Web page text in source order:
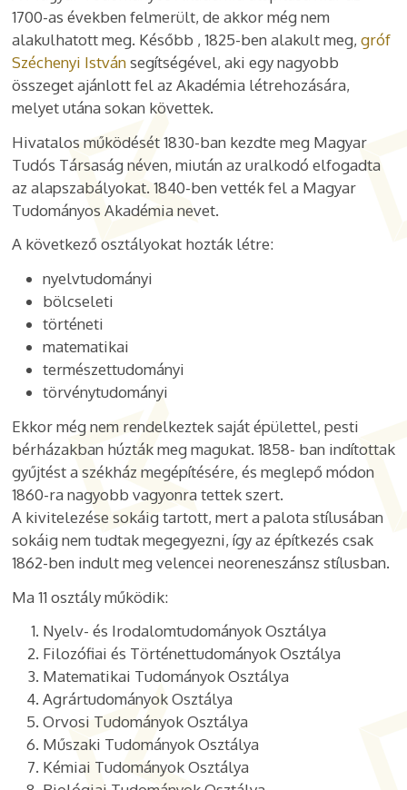
1700-as években felmerült, de akkor még nem
alakulhatott meg. Később , 1825-ben alakult meg, gróf
Széchenyi István segítségével, aki egy nagyobb
összeget ajánlott fel az Akadémia létrehozására,
melyet utána sokan követtek.
Hivatalos működését 1830-ban kezdte meg Magyar
Tudós Társaság néven, miután az uralkodó elfogadta
az alapszabályokat. 1840-ben vették fel a Magyar
Tudományos Akadémia nevet.
A következő osztályokat hozták létre:
nyelvtudományi
bölcseleti
történeti
matematikai
természettudományi
törvénytudományi
Ekkor még nem rendelkeztek saját épülettel, pesti
bérházakban húzták meg magukat. 1858- ban indítottak
gyűjtést a székház megépítésére, és meglepő módon
1860-ra nagyobb vagyonra tettek szert.
A kivitelezése sokáig tartott, mert a palota stílusában
sokáig nem tudtak megegyezni, így az építkezés csak
1862-ben indult meg velencei neoreneszánsz stílusban.
Ma 11 osztály működik:
Nyelv- és Irodalomtudományok Osztálya
Filozófiai és Történettudományok Osztálya
Matematikai Tudományok Osztálya
Agrártudományok Osztálya
Orvosi Tudományok Osztálya
Műszaki Tudományok Osztálya
Kémiai Tudományok Osztálya